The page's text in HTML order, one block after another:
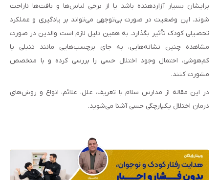
برایشان بسیار آزاردهنده باشد یا از برخی لباس‌ها و بافت‌ها ناراحت
شوند. این وضعیت در صورت بی‌توجهی می‌تواند بر یادگیری و عملکرد
تحصیلی کودک تأثیر بگذارد. به همین دلیل لازم است والدین در صورت
مشاهده چنین نشانه‌هایی، به جای برچسب‌هایی مانند تنبلی یا
کم‌هوشی، احتمال وجود اختلال حسی را بررسی کرده و با متخصص
مشورت کنند.
در این مقاله از مدارس سلام با تعریف، علل، علائم، انواع و روش‌های
درمان اختلال یکپارچگی حسی آشنا می‌شوید.